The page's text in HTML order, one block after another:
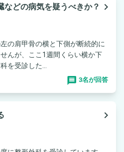
などの病気を疑うべきか？ navigate_next
の肩甲骨の横と下側が断続的に
んが、ここ1週間くらい横か下
を受診した...
3名が回答
navigate_next